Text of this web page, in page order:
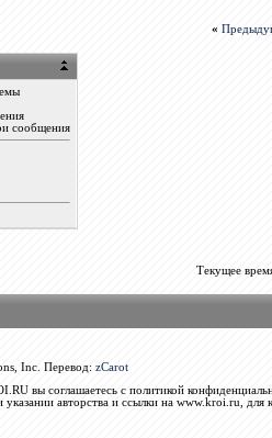
«
сообщения
Текущее
Inc. Перевод: zCarot
вы соглашаетесь с политикой
указании авторства и ссылки на www.kroi.ru, для